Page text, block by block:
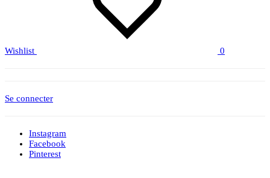
Wishlist 0
Se connecter
Instagram
Facebook
Pinterest